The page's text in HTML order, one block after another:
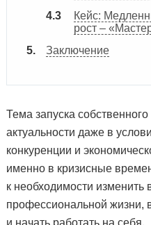
Кейс:
рост –
Заключение
Тема запуска
актуальности даже в
конкуренции и
именно в кризисные
к необходимости изменить
профессиональной жизни,
и начать работать на себя.